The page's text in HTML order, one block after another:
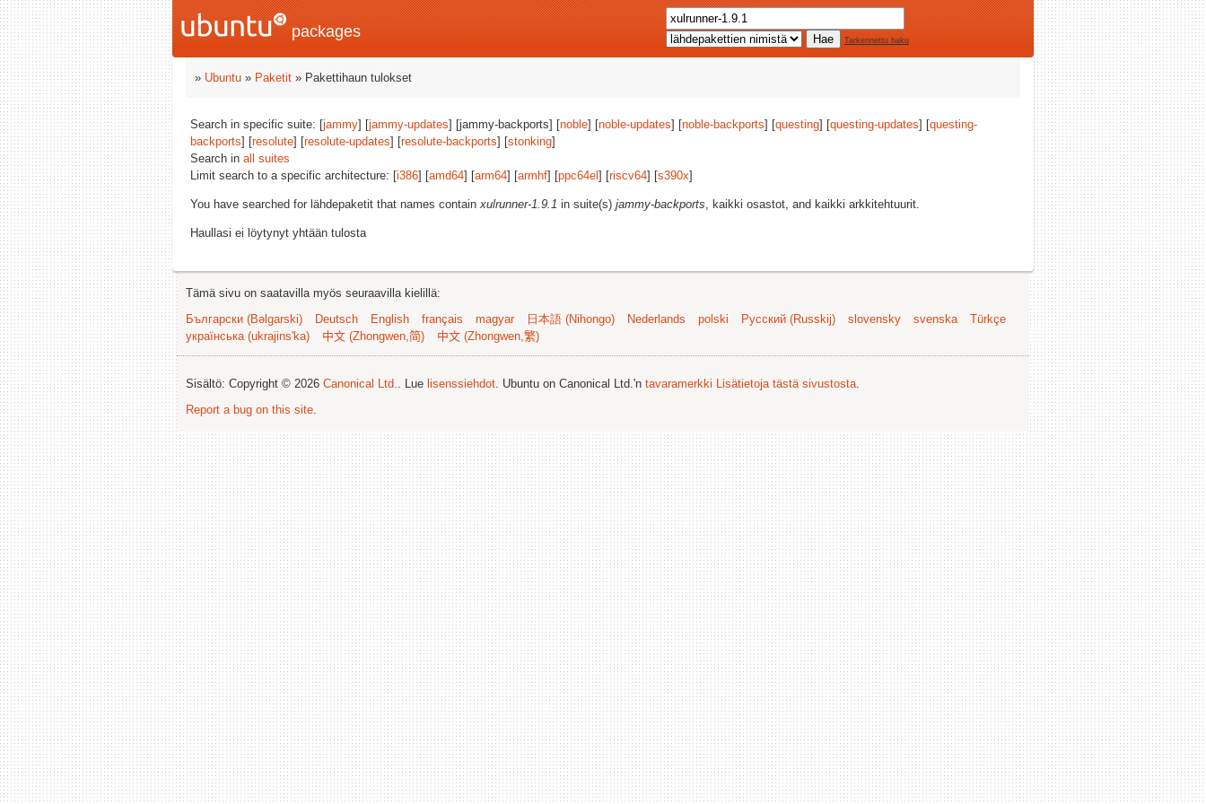
packages Tarkennettu haku
» Ubuntu » Paketit » Pakettihaun tulokset
Search in specific suite: [jammy] [jammy-updates] [jammy-backports] [noble] [noble-updates] [noble-backports] [questing] [questing-updates] [questing-
backports] [resolute] [resolute-updates] [resolute-backports] [stonking]
Search in all suites
Limit search to a specific architecture: [i386] [amd64] [arm64] [armhf] [ppc64el ] [riscv64] [s390x]
You have searched for lähdepaketit that names containxulrunner-1.9.1 in suite(s) jammy-backports, kaikki osastot, and kaikki arkkitehtuurit.
Haullasi ei löytynyt yhtään tulosta
Tämä sivu on saatavilla myös seuraavilla kielillä:
Български (Bəlgarski)
Deutsch English français magyar 日本語 (Nihongo) Nederlands polski Русский (Russkij) slovensky svenska
Türkçe
українська (ukrajins'ka)
中文 (Zhongwen,简) 中文 (Zhongwen,繁)
Sisältö: Copyright © 2026 Canonical Ltd.. Lue lisenssiehdot. Ubuntu on Canonical Ltd.'n tavaramerkki Lisätietoja tästä sivustosta.
Report a bug on this site.